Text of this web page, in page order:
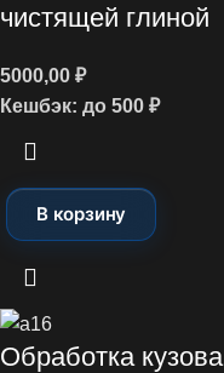
чистящей глиной
5000,00 ₽
Кешбэк: до 500 ₽
В корзину
Обработка кузова